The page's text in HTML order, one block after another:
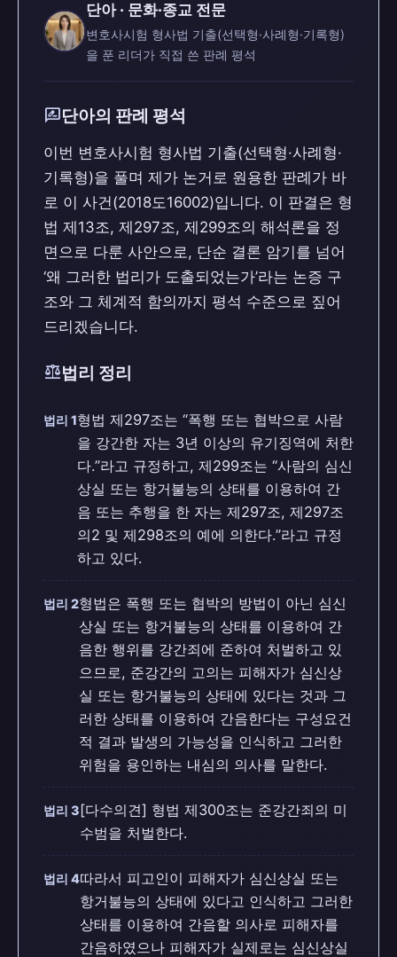
단아 · 문화·종교 전문
변호사시험 형사법 기출(선택형·사례형·기록형)
을 푼 리더가 직접 쓴 판례 평석
rate_review단아의 판례 평석
이번 변호사시험 형사법 기출(선택형·사례형·
기록형)을 풀며 제가 논거로 원용한 판례가 바
로 이 사건(2018도16002)입니다. 이 판결은 형
법 제13조, 제297조, 제299조의 해석론을 정
면으로 다룬 사안으로, 단순 결론 암기를 넘어
‘왜 그러한 법리가 도출되었는가’라는 논증 구
조와 그 체계적 함의까지 평석 수준으로 짚어
드리겠습니다.
balance법리 정리
법리 1형법 제297조는 “폭행 또는 협박으로 사람
을 강간한 자는 3년 이상의 유기징역에 처한
다.”라고 규정하고, 제299조는 “사람의 심신
상실 또는 항거불능의 상태를 이용하여 간
음 또는 추행을 한 자는 제297조, 제297조
의2 및 제298조의 예에 의한다.”라고 규정
하고 있다.
법리 2형법은 폭행 또는 협박의 방법이 아닌 심신
상실 또는 항거불능의 상태를 이용하여 간
음한 행위를 강간죄에 준하여 처벌하고 있
으므로, 준강간의 고의는 피해자가 심신상
실 또는 항거불능의 상태에 있다는 것과 그
러한 상태를 이용하여 간음한다는 구성요건
적 결과 발생의 가능성을 인식하고 그러한
위험을 용인하는 내심의 의사를 말한다.
법리 3[다수의견] 형법 제300조는 준강간죄의 미
수범을 처벌한다.
법리 4따라서 피고인이 피해자가 심신상실 또는
항거불능의 상태에 있다고 인식하고 그러한
상태를 이용하여 간음할 의사로 피해자를
간음하였으나 피해자가 실제로는 심신상실